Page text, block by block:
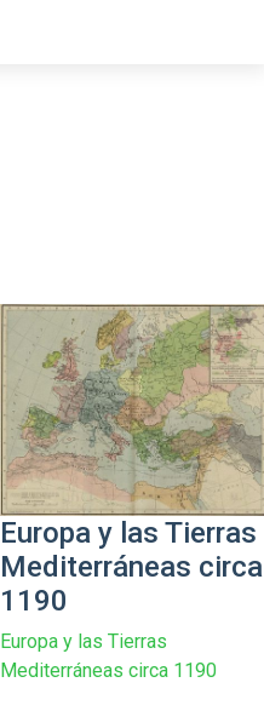
Europa y las Tierras
Mediterráneas circa
1190
Europa y las Tierras
Mediterráneas circa 1190